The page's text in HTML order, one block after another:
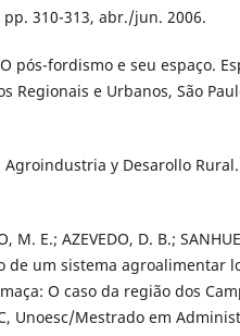
310-313, abr./jun. 2006.
O pós-fordismo e seu espaço.
Regionais e Urbanos, São
Agroindustria y Desarollo
M. E.; AZEVEDO, D. B.;
de um sistema agroalimentar
O caso da região dos
Unoesc/Mestrado em